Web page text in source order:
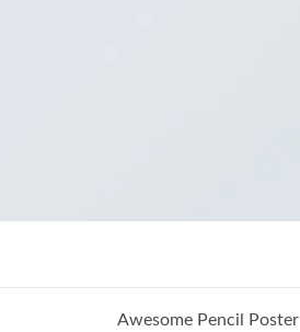
Awesome Pencil Poster